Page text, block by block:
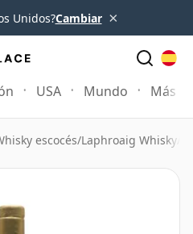
Unidos?Cambiar ×
USA Mundo Más
escocés/Laphroaig Whisky